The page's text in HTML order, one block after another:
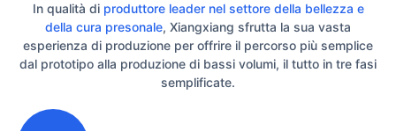
In qualità di produttore leader nel settore della bellezza e
della cura presonale, Xiangxiang sfrutta la sua vasta
esperienza di produzione per offrire il percorso più semplice
dal prototipo alla produzione di bassi volumi, il tutto in tre fasi
semplificate.